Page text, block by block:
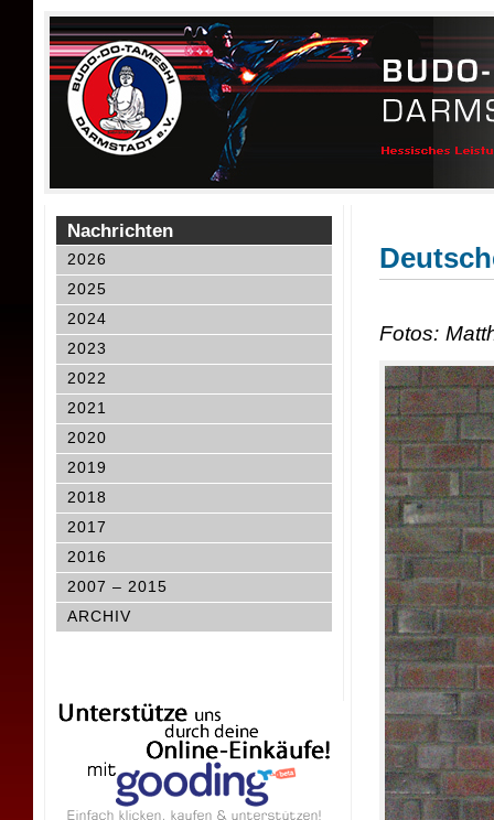
Nachrichten
2026
2025
2024
2023
2022
2021
2020
2019
2018
2017
2016
2007 – 2015
ARCHIV
Fotos: